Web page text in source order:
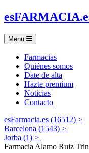
esFARMACIA
Menu
Farmacias
Quiénes somos
Date de alta
Hazte premium
Noticias
Contacto
esFarmacia.es (16512) >
Barcelona (1543) >
Jorba (1) >
Farmacia Alamo Ruiz